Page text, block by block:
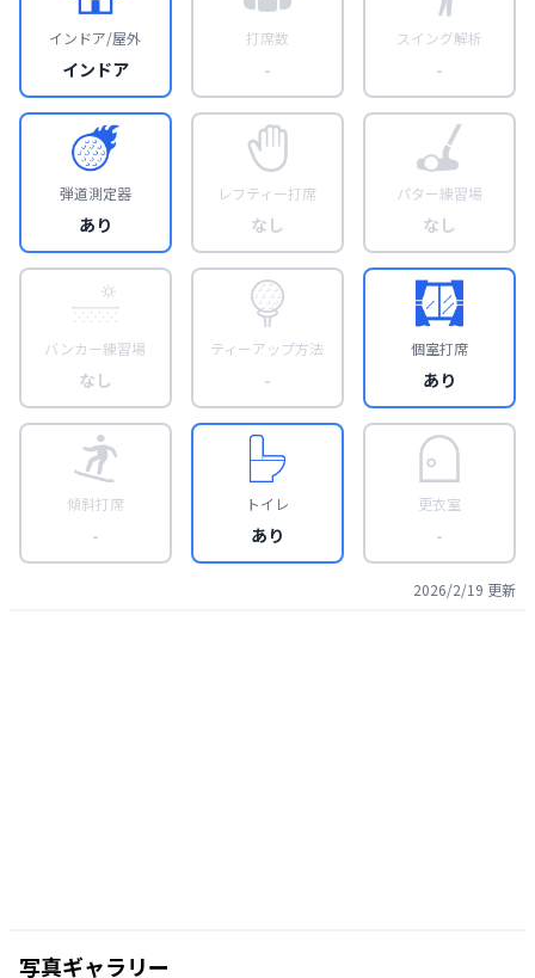
インドア/屋外
インドア
打席数
-
スイング解析
-
弾道測定器
あり
レフティー打席
なし
パター練習場
なし
バンカー練習場
なし
ティーアップ方法
-
個室打席
あり
傾斜打席
-
トイレ
あり
更衣室
-
2026/2/19 更新
写真ギャラリー